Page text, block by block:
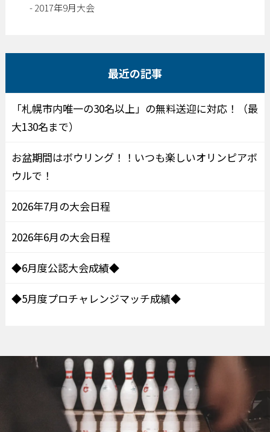
2017年9月大会
最近の記事
「札幌市内唯一の30名以上」の無料送迎に対応！（最
大130名まで）
お盆期間はボウリング！！いつも楽しいオリンピアボ
ウルで！
2026年7月の大会日程
2026年6月の大会日程
◆6月度公認大会成績◆
◆5月度プロチャレンジマッチ成績◆